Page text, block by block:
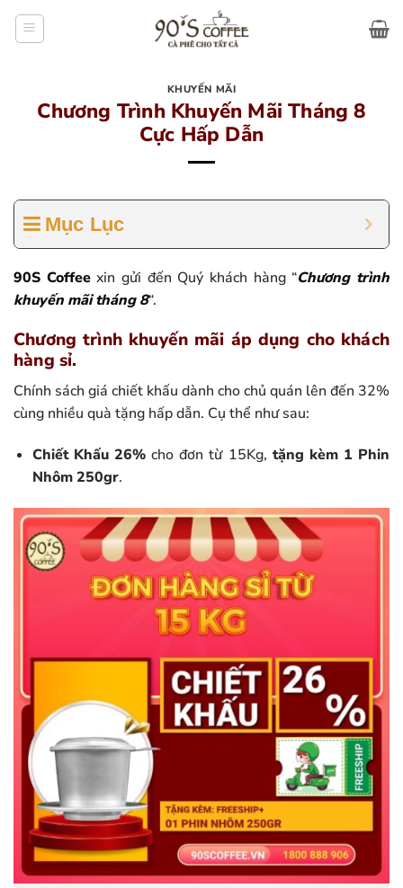
KHUYẾN MÃI
Chương Trình Khuyến Mãi Tháng 8
Cực Hấp Dẫn
Mục Lục
90S Coffeexin gửi đến Quý khách hàng “Chương trình
khuyến mãi tháng 8“.
Chương trình khuyến mãi áp dụng cho khách
hàng sỉ.
Chính sách giá chiết khấu dành cho chủ quán lên đến 32%
cùng nhiều quà tặng hấp dẫn. Cụ thể như sau:
Chiết Khấu 26% cho đơn từ 15Kg, tặng kèm 1 Phin
Nhôm 250gr.